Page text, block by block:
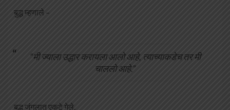
बुद्ध म्हणाले –
“मी ज्याला उद्धार करायला आलो आहे, त्याच्याकडेच तर मी
चाललो आहे.”
बुद्ध जंगलात एकटे गेले.